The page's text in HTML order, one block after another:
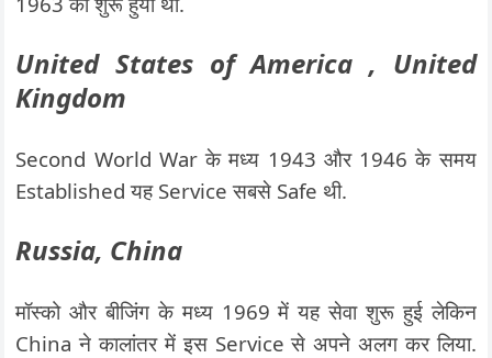
United States of America , United
Kingdom
Second World War के मध्य 1943 और 1946 के समय
Established यह Service सबसे Safe थी.
Russia, China
मॉस्को और बीजिंग के मध्य 1969 में यह सेवा शुरू हुई लेकिन
China ने कालांतर में इस Service से अपने अलग कर लिया.